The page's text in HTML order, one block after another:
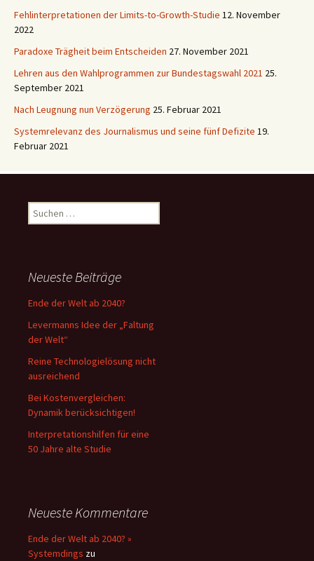
Fehlinterpretationen der Limits-to-Growth-Studie 12. November
2022
Paradoxe Trägheit beim Entscheiden 27. November 2021
Lehren aus den Wahlprogrammen zur Bundestagswahl 2021 25.
September 2021
Nach Leugnung nun Verzögerung 25. Februar 2021
Systemrelevanz des Journalismus und seine fünf Defizite 19.
Februar 2021
Suchen
nach:
Neueste Beiträge
Ende der Welt ab 2040?
Levermanns Idee der „Faltung
der Welt“
Reine Technologielösung nicht
ausreichend
Bei Kostenvergleichen:
Dynamik berücksichtigen!
Interpretationshilfen für eine
50 Jahre alte Studie
Neueste Kommentare
Ende der Welt ab 2040? »
Systemdings zu